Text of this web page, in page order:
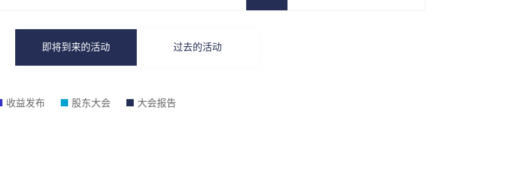
即将到来的活动 过去的活动
收益发布 股东大会 大会报告